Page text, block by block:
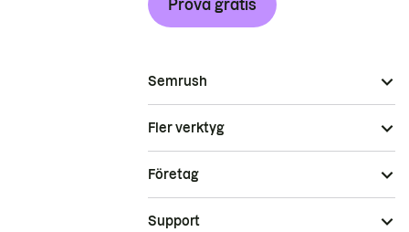
Prova gratis
Semrush
Fler verktyg
Företag
Support